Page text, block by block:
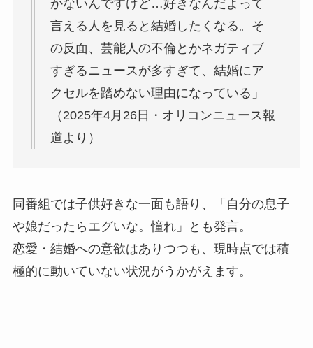
かないんですけど…好きなんだよって
言える人を見ると結婚したくなる。そ
の反面、芸能人の不倫とかネガティブ
すぎるニュースが多すぎて、結婚にア
クセルを踏めない理由になっている」
（2025年4月26日・オリコンニュース報
道より）
同番組では子供好きな一面も語り、「自分の息子
や娘だったらエグいな。憧れ」とも発言。
恋愛・結婚への意欲はありつつも、現時点では積
極的に動いていない状況がうかがえます。